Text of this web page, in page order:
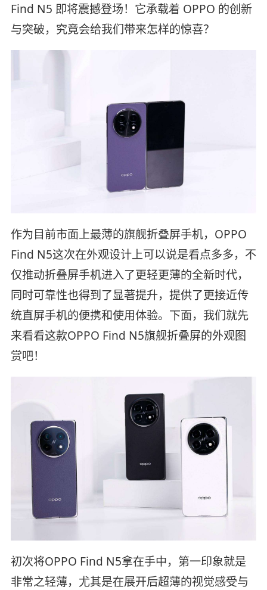
Find N5 即将震撼登场！它承载着 OPPO 的创新
与突破，究竟会给我们带来怎样的惊喜？
作为目前市面上最薄的旗舰折叠屏手机，OPPO
Find N5这次在外观设计上可以说是看点多多，不
仅推动折叠屏手机进入了更轻更薄的全新时代，
同时可靠性也得到了显著提升，提供了更接近传
统直屏手机的便携和使用体验。下面，我们就先
来看看这款OPPO Find N5旗舰折叠屏的外观图
赏吧！
初次将OPPO Find N5拿在手中，第一印象就是
非常之轻薄，尤其是在展开后超薄的视觉感受与